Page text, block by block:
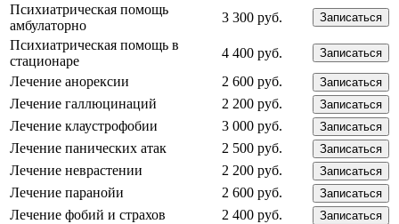
Психиатрическая помощь
амбулаторно
3 300 руб. Записаться
Психиатрическая помощь в
стационаре
4 400 руб. Записаться
Лечение анорексии 2 600 руб. Записаться
Лечение галлюцинаций 2 200 руб. Записаться
Лечение клаустрофобии 3 000 руб. Записаться
Лечение панических атак 2 500 руб. Записаться
Лечение неврастении 2 200 руб. Записаться
Лечение паранойи 2 600 руб. Записаться
Лечение фобий и страхов 2 400 руб. Записаться